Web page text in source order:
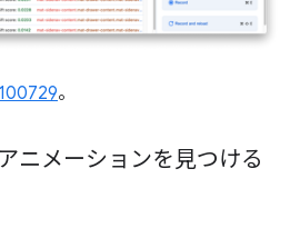
。
ニメーションを見つける